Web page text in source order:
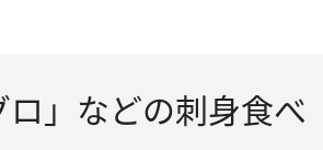
」などの刺身食べ